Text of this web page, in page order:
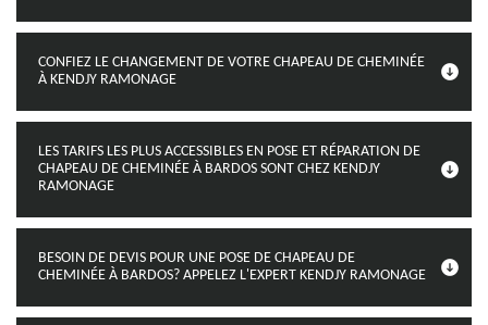
CONFIEZ LE CHANGEMENT DE VOTRE CHAPEAU DE CHEMINÉE
À KENDJY RAMONAGE
LES TARIFS LES PLUS ACCESSIBLES EN POSE ET RÉPARATION DE
CHAPEAU DE CHEMINÉE À BARDOS SONT CHEZ KENDJY
RAMONAGE
BESOIN DE DEVIS POUR UNE POSE DE CHAPEAU DE
CHEMINÉE À BARDOS? APPELEZ L'EXPERT KENDJY RAMONAGE